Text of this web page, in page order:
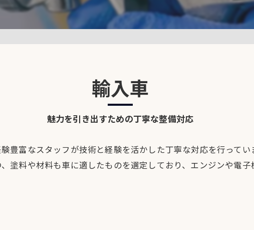
輸入車
魅力を引き出すための丁寧な整備対応
豊富なスタッフが技術と経験を活かした丁寧な対応を行って
塗料や材料も車に適したものを選定しており、エンジンや電